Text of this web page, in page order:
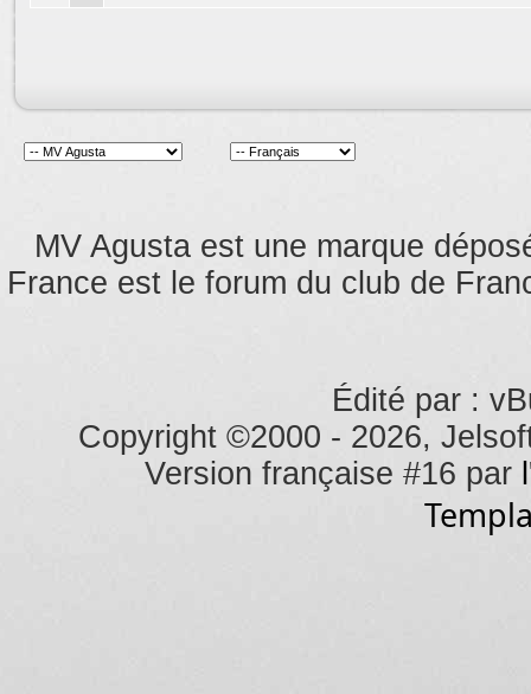
MV Agusta est une marque
France est le forum du club de
Édité par :
Copyright ©2000 - 2026,
Version française #16 par